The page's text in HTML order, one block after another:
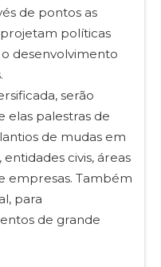
de pontos as
políticas
desenvolvimento
serão
elas palestras de
de mudas em
civis, áreas
empresas. Também
para
de grande